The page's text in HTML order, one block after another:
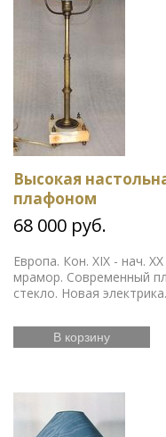
Высокая
плафоном
68 000 руб.
Европа. Кон. XIX - нач.
мрамор. Современный
стекло. Новая электрика.
В корзину